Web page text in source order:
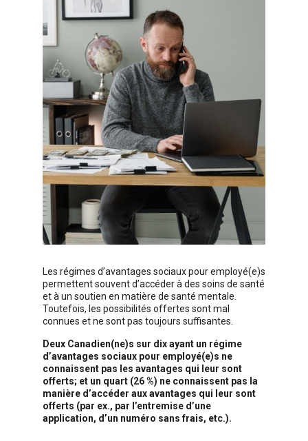
Les régimes d’avantages sociaux pour employé(e)s
permettent souvent d’accéder à des soins de santé
et à un soutien en matière de santé mentale.
Toutefois, les possibilités offertes sont mal
connues et ne sont pas toujours suffisantes.
Deux Canadien(ne)s sur dix ayant un régime
d’avantages sociaux pour employé(e)s ne
connaissent pas les avantages qui leur sont
offerts; et un quart (26 %) ne connaissent pas la
manière d’accéder aux avantages qui leur sont
offerts (par ex., par l’entremise d’une
application, d’un numéro sans frais, etc.).